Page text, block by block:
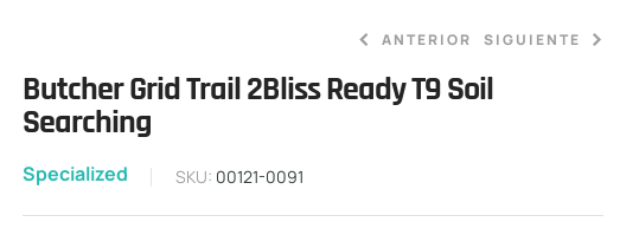
ANTERIOR SIGUIENTE
Butcher Grid Trail 2Bliss Ready T9 Soil
Searching
Specialized SKU: 00121-0091